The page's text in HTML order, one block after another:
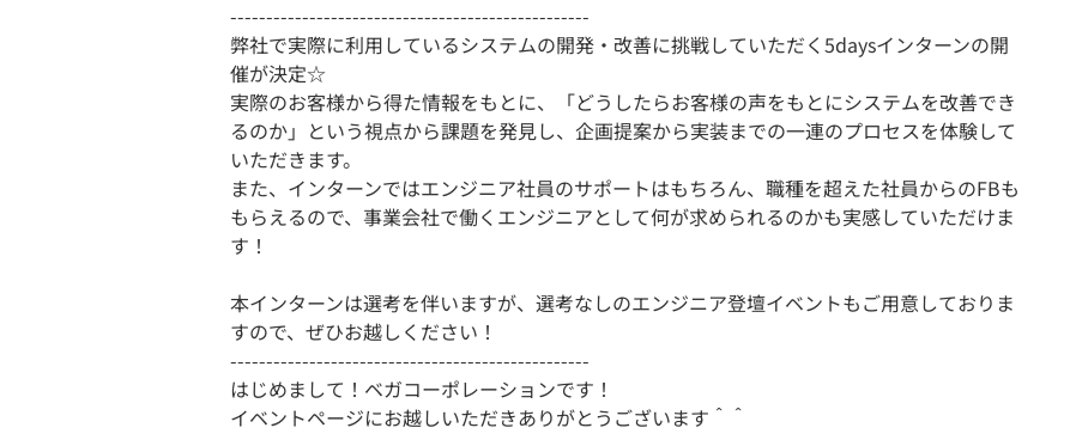
--------------------------------------------------
弊社で実際に利用しているシステムの開発・改善に挑戦していただく5daysインターンの開
催が決定☆
実際のお客様から得た情報をもとに、「どうしたらお客様の声をもとにシステムを改善でき
るのか」という視点から課題を発見し、企画提案から実装までの一連のプロセスを体験して
いただきます。
また、インターンではエンジニア社員のサポートはもちろん、職種を超えた社員からのFBも
もらえるので、事業会社で働くエンジニアとして何が求められるのかも実感していただけま
す！
本インターンは選考を伴いますが、選考なしのエンジニア登壇イベントもご用意しておりま
すので、ぜひお越しください！
--------------------------------------------------
はじめまして！ベガコーポレーションです！
イベントページにお越しいただきありがとうございます＾＾